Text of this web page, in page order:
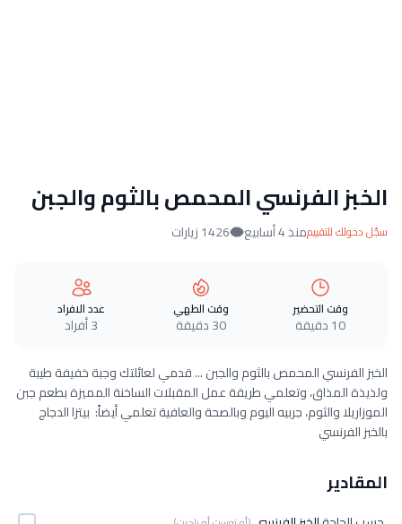
الخبز الفرنسي المحمص بالثوم والجبن
سجّل دخولك للتقييممنذ 4 أسابيع 1426 زيارات
وقت التحضير
10 دقيقة
وقت الطهي
30 دقيقة
عدد الافراد
3 أفراد
الخبز الفرنسي المحمص بالثوم والجبن ... قدمي لعائلتك وجبة خفيفة طيبة
ولذيذة المذاق، وتعلمي طريقة عمل المقبلات الساخنة المميزة بطعم جبن
الموزاريلا والثوم، جربيه اليوم وبالصحة والعافية تعلمي أيضاً: بيتزا الدجاج
بالخبز الفرنسي
المقادير